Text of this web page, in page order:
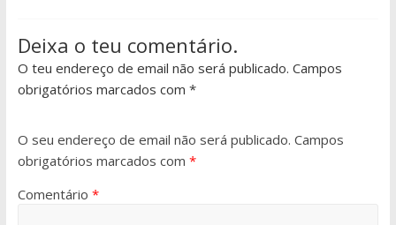
Deixa o teu comentário.
O teu endereço de email não será publicado. Campos
obrigatórios marcados com *
O seu endereço de email não será publicado. Campos
obrigatórios marcados com *
Comentário *